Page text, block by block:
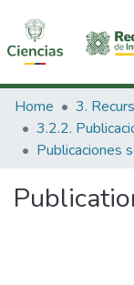
Communities &
All of DSpace
Home